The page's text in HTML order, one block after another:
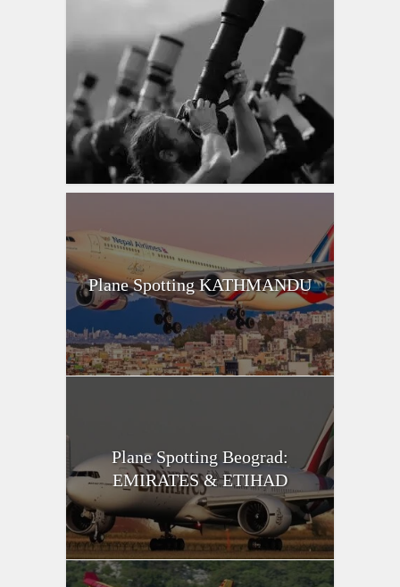
Plane Spotting KATHMANDU
Plane Spotting Beograd:
EMIRATES & ETIHAD